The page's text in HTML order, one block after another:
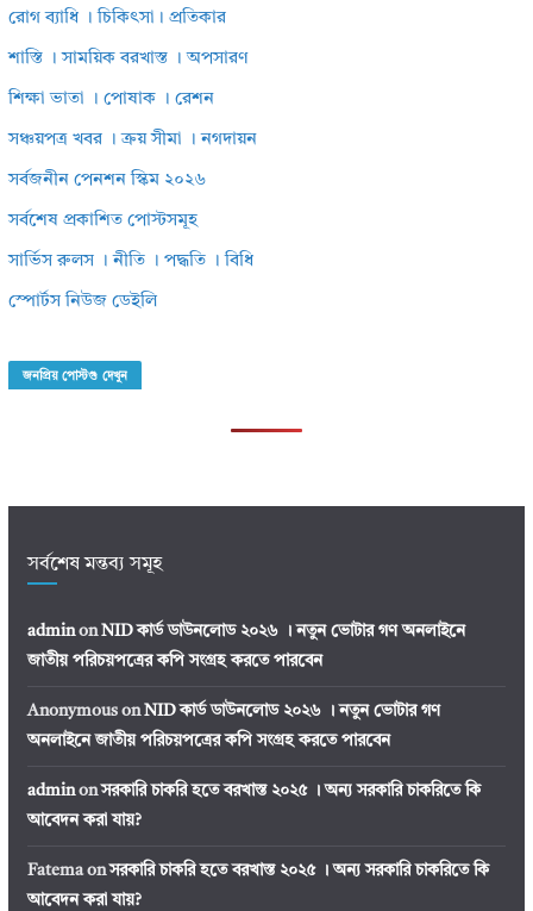
রোগ ব্যাধি । চিকিৎসা। প্রতিকার
শাস্তি । সাময়িক বরখাস্ত । অপসারণ
শিক্ষা ভাতা । পোষাক । রেশন
সঞ্চয়পত্র খবর । ক্রয় সীমা । নগদায়ন
সর্বজনীন পেনশন স্কিম ২০২৬
সর্বশেষ প্রকাশিত পোস্টসমূহ
সার্ভিস রুলস । নীতি । পদ্ধতি । বিধি
স্পোর্টস নিউজ ডেইলি
জনপ্রিয় পোস্টগু দেখুন
সর্বশেষ মন্তব্য সমূহ
adminonNID কার্ড ডাউনলোড ২০২৬ । নতুন ভোটার গণ অনলাইনে
জাতীয় পরিচয়পত্রের কপি সংগ্রহ করতে পারবেন
AnonymousonNID কার্ড ডাউনলোড ২০২৬ । নতুন ভোটার গণ
অনলাইনে জাতীয় পরিচয়পত্রের কপি সংগ্রহ করতে পারবেন
adminonসরকারি চাকরি হতে বরখাস্ত ২০২৫ । অন্য সরকারি চাকরিতে কি
আবেদন করা যায়?
Fatemaonসরকারি চাকরি হতে বরখাস্ত ২০২৫ । অন্য সরকারি চাকরিতে কি
আবেদন করা যায়?